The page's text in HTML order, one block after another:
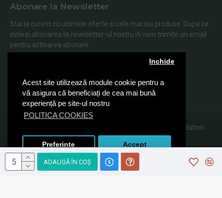
Acest site utilizează module cookie pentru a
vă asigura că beneficiați de cea mai bună
experiență pe site-ul nostru
POLITICA COOKIES
Inchide
Preferinte Accept
ADAUGĂ ÎN COŞ
Abonare la Newsletter
Stai la curent cu ultimele oferte si cele mai noi produse. Dupa ce
initiezi abonarea la newsletter-ul nostru iti vom trimite un email
pentru activarea abonarii.
Abonare
Am citit şi sunt de acord cu Politica de Confidentialitate
© 2019, Papir.ro, Toate drepturile rezervate Sanito Distribution